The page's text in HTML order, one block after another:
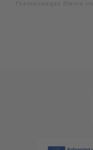
Themenweges Steine